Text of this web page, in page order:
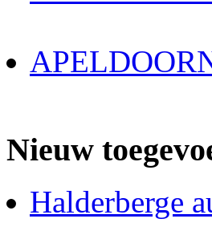
Nieuw
Halderberge